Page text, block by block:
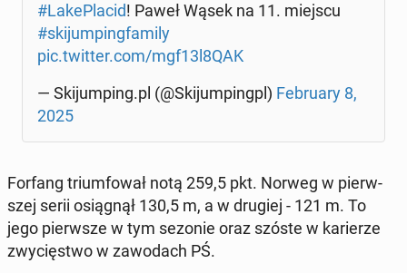
#La­ke­Pla­cid! Paweł Wąsek na 11. miejscu
#ski­jum­ping­fa­mi­ly
pic.twitter.com/mgf13l8QAK
— Ski­jum­ping.pl (@Ski­jum­pingpl) Fe­bru­ary 8,
2025
Forfang trium­fo­wał notą 259,5 pkt. Norweg w pierw­
szej serii osią­gnął 130,5 m, a w drugiej - 121 m. To
jego pierw­sze w tym sezonie oraz szóste w ka­rie­rze
zwy­cię­stwo w za­wo­dach PŚ.